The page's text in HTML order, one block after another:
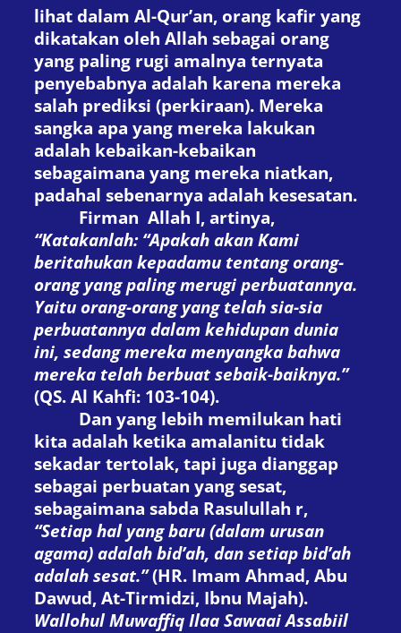
lihat dalam Al-Qur’an, orang kafir yang
dikatakan oleh Allah sebagai orang
yang paling rugi amalnya ternyata
penyebabnya adalah karena mereka
salah prediksi (perkiraan). Mereka
sangka apa yang mereka lakukan
adalah kebaikan-kebaikan
sebagaimana yang mereka niatkan,
padahal sebenarnya adalah kesesatan.
Firman Allah I, artinya,
“Katakanlah: “Apakah akan Kami
beritahukan kepadamu tentang orang-
orang yang paling merugi perbuatannya.
Yaitu orang-orang yang telah sia-sia
perbuatannya dalam kehidupan dunia
ini, sedang mereka menyangka bahwa
mereka telah berbuat sebaik-baiknya.”
(QS. Al Kahfi: 103-104).
Dan yang lebih memilukan hati
kita adalah ketika amalanitu tidak
sekadar tertolak, tapi juga dianggap
sebagai perbuatan yang sesat,
sebagaimana sabda Rasulullah r,
“Setiap hal yang baru (dalam urusan
agama) adalah bid’ah, dan setiap bid’ah
adalah sesat.”(HR. Imam Ahmad, Abu
Dawud, At-Tirmidzi, Ibnu Majah).
Wallohul Muwaffiq Ilaa Sawaai Assabiil